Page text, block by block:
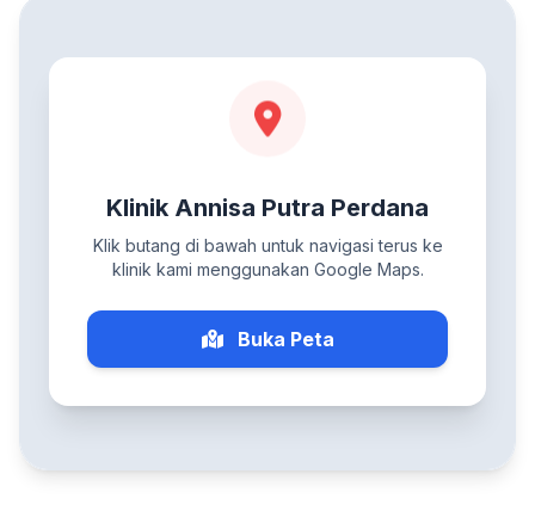
Klinik Annisa Putra Perdana
Klik butang di bawah untuk navigasi terus ke
klinik kami menggunakan Google Maps.
Buka Peta